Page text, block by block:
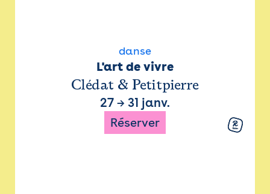
danse
L'art de vivre
Clédat & Petitpierre
27 → 31 janv.
Réserver